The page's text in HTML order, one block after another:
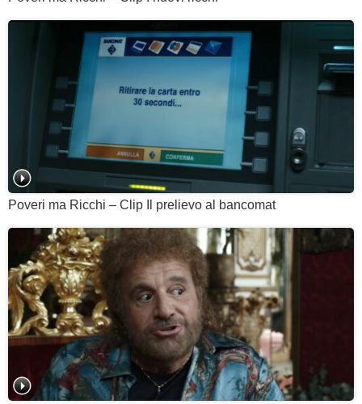
Poveri ma Ricchi – Clip Il prelievo al bancomat